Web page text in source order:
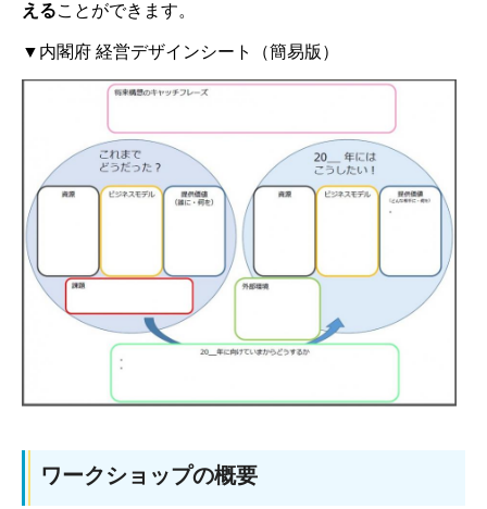
えることができます。
▼内閣府 経営デザインシート（簡易版）
ワークショップの概要